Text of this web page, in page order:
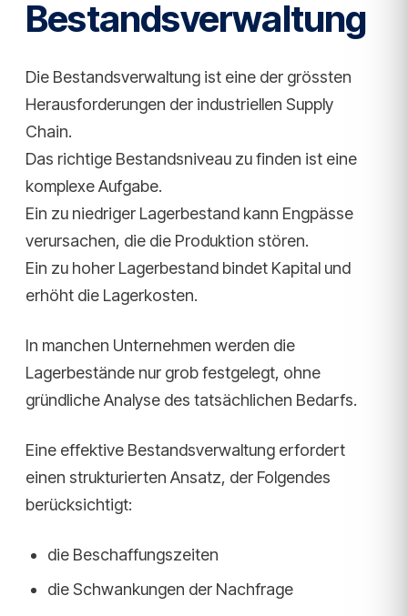
Bestandsverwaltung
Die Bestandsverwaltung ist eine der grössten
Herausforderungen der industriellen Supply
Chain.
Das richtige Bestandsniveau zu finden ist eine
komplexe Aufgabe.
Ein zu niedriger Lagerbestand kann Engpässe
verursachen, die die Produktion stören.
Ein zu hoher Lagerbestand bindet Kapital und
erhöht die Lagerkosten.
In manchen Unternehmen werden die
Lagerbestände nur grob festgelegt, ohne
gründliche Analyse des tatsächlichen Bedarfs.
Eine effektive Bestandsverwaltung erfordert
einen strukturierten Ansatz, der Folgendes
berücksichtigt:
die Beschaffungszeiten
die Schwankungen der Nachfrage